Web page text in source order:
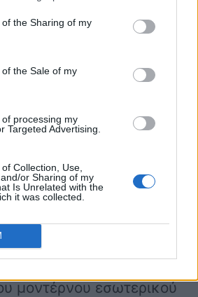
the Sharing of my
the Sale of my
processing my
Targeted Advertising.
Collection, Use,
or Sharing of my
Is Unrelated with the
it was collected.
του Cooper
από το κλασικό
, η στρογγυλή
οθόνη
μπάρα με τους
υφασμάτινη
μια αίσθηση
cockpit.
μοντέρνου εσωτερικού